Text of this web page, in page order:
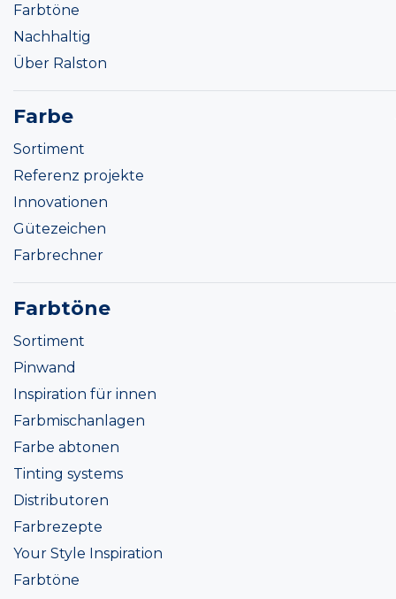
Farbtöne
Nachhaltig
Über Ralston
Farbe
Sortiment
Referenz projekte
Innovationen
Gütezeichen
Farbrechner
Farbtöne
Sortiment
Pinwand
Inspiration für innen
Farbmischanlagen
Farbe abtonen
Tinting systems
Distributoren
Farbrezepte
Your Style Inspiration
Farbtöne